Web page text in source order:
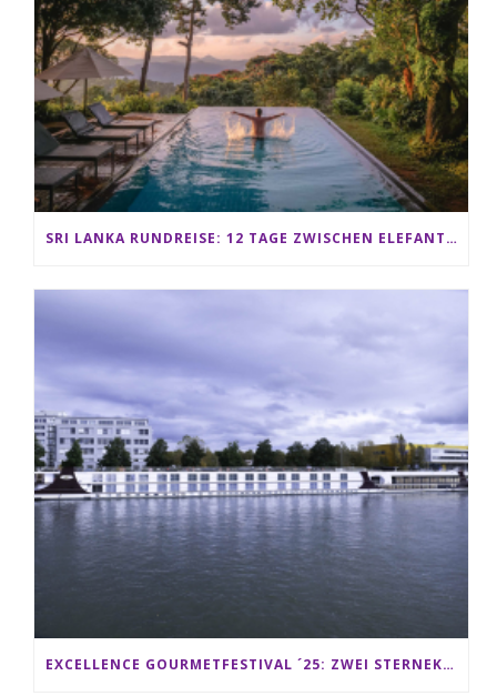
SRI LANKA RUNDREISE: 12 TAGE ZWISCHEN ELEFANTEN, TEEPLANTAGEN & STRAND ALS FAMILIE
EXCELLENCE GOURMETFESTIVAL ´25: ZWEI STERNEKÖCHE ANTONIO GUIDA & DARIO MORESCO VERWÖHNEN IHRE GÄSTE AUF EINER LUXERIÖSEN SCHIFFSREISE